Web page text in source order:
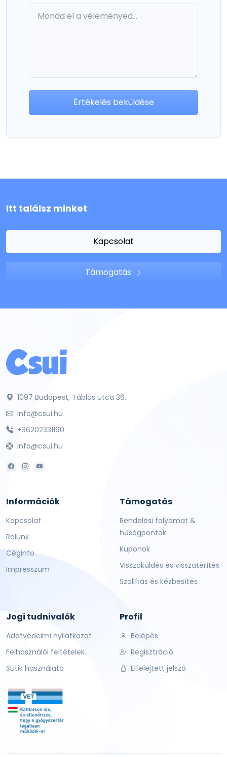
Értékelés beküldése
Itt találsz minket
Kapcsolat
Támogatás
1097 Budapest, Táblás utca 36.
info@csui.hu
+36202331190
info@csui.hu
Információk
Kapcsolat
Rólunk
Céginfo
Impresszum
Támogatás
Rendelési folyamat &
hűségpontok
Kuponok
Visszaküldés és visszatérítés
Szállítás és kézbesítés
Jogi tudnivalók
Adatvédelmi nyilatkozat
Felhasználói feltételek.
Sütik használata
Profil
Belépés
Regisztráció
Elfelejtett jelszó